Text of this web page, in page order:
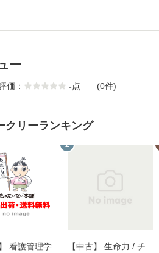
ー
価： -点 (0件)
クリーランキング
看護管理学
2
【中古】 生命力 / チ